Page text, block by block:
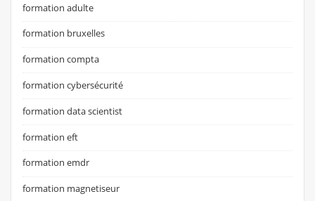
formation adulte
formation bruxelles
formation compta
formation cybersécurité
formation data scientist
formation eft
formation emdr
formation magnetiseur